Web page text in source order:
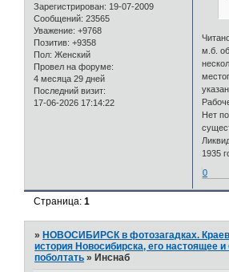
Зарегистрирован: 19-07-2009
Сообщений: 23565
Уважение: +9768
Позитив: +9358
Пол: Женский
Провел на форуме:
4 месяца 29 дней
Последний визит:
17-06-2026 17:14:22
м.б.
Нет
1935
0
Страница:1
»НОВОСИБИРСК в фотозагадках.
история Новосибирска, его настоящее
поболтать »Инснаб